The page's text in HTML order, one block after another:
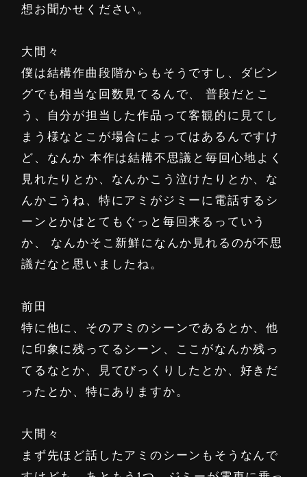
想お聞かせください。
大間々
僕は結構作曲段階からもそうですし、ダビン
グでも相当な回数見てるんで、 普段だとこ
う、自分が担当した作品って客観的に見てし
まう様なとこが場合によってはあるんですけ
ど、なんか 本作は結構不思議と毎回心地よく
見れたりとか、なんかこう泣けたりとか、な
んかこうね、特にアミがジミーに電話するシ
ーンとかはとてもぐっと毎回来るっていう
か、 なんかそこ新鮮になんか見れるのが不思
議だなと思いましたね。
前田
特に他に、そのアミのシーンであるとか、他
に印象に残ってるシーン、ここがなんか残っ
てるなとか、見てびっくりしたとか、好きだ
ったとか、特にありますか。
大間々
まず先ほど話したアミのシーンもそうなんで